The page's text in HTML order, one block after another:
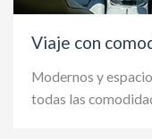
Viaje con
Modernos y
todas las